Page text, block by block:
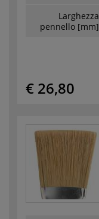
Larghezza
pennello [mm]
€ 26,80